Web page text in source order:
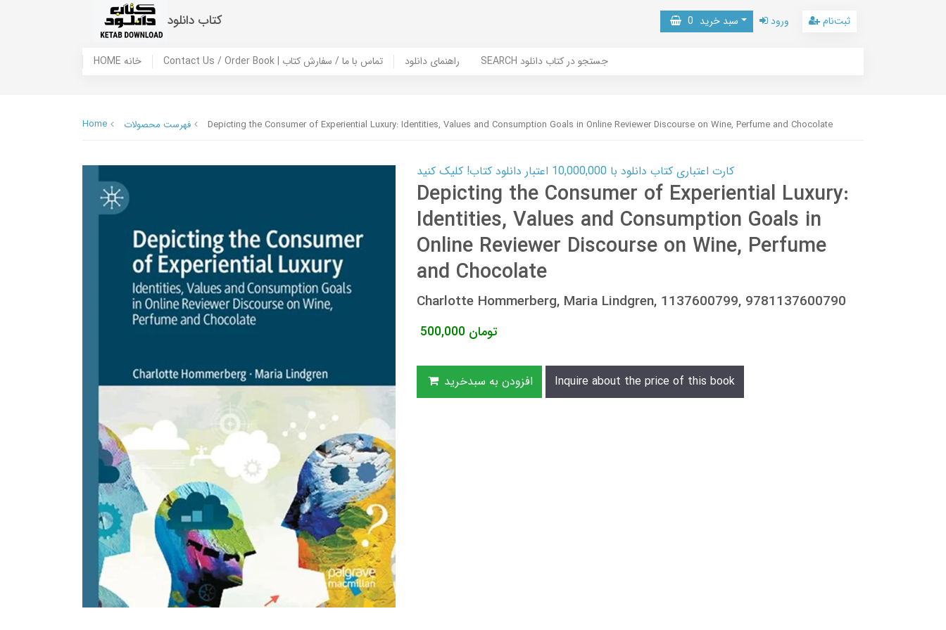
کتاب دانلود سبد خرید 0 ورود ثبت‌نام
HOME خانه Contact Us / Order Book | تماس با ما / سفارش کتاب راهنمای دانلود SEARCH جستجو در کتاب دانلود
Home فهرست محصولات Depicting the Consumer of Experiential Luxury: Identities, Values and Consumption Goals in Online Reviewer Discourse on Wine, Perfume and Chocolate
کارت اعتباری کتاب دانلود با 10,000,000 اعتبار دانلود کتاب! کلیک کنید
Depicting the Consumer of Experiential Luxury:
Identities, Values and Consumption Goals in
Online Reviewer Discourse on Wine, Perfume
and Chocolate
Charlotte Hommerberg, Maria Lindgren, 1137600799, 9781137600790
500,000 تومان
افزودن به سبدخرید Inquire about the price of this book